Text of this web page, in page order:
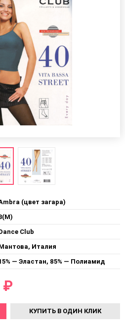
(цвет загара)
Club
Италия
— Эластан, 85% — Полиамид
₽
КУПИТЬ В ОДИН КЛИК